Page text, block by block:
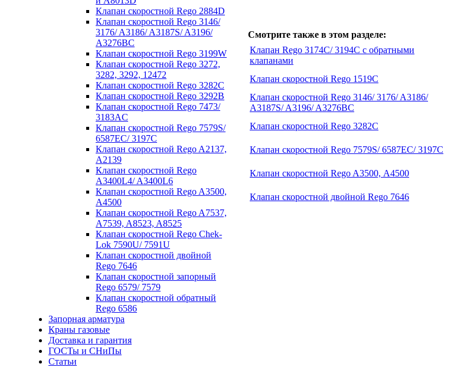
Клапан скоростной Rego 2884D
Клапан скоростной Rego 3146/
3176/ A3186/ A3187S/ A3196/
A3276BC
Клапан скоростной Rego 3199W
Клапан скоростной Rego 3272,
3282, 3292, 12472
Клапан скоростной Rego 3282C
Клапан скоростной Rego 3292B
Клапан скоростной Rego 7473/
3183AC
Клапан скоростной Rego 7579S/
6587EC/ 3197C
Клапан скоростной Rego A2137,
A2139
Клапан скоростной Rego
A3400L4/ A3400L6
Клапан скоростной Rego A3500,
А4500
Клапан скоростной Rego A7537,
A7539, A8523, A8525
Клапан скоростной Rego Chek-
Lok 7590U/ 7591U
Клапан скоростной двойной
Rego 7646
Клапан скоростной запорный
Rego 6579/ 7579
Клапан скоростной обратный
Rego 6586
Запорная арматура
Краны газовые
Доставка и гарантия
ГОСТы и СНиПы
Статьи
Смотрите также в этом разделе:
Клапан Rego 3174С/ 3194С с обратными
клапанами
Клапан скоростной Rego 1519C
Клапан скоростной Rego 3146/ 3176/ A3186/
A3187S/ A3196/ A3276BC
Клапан скоростной Rego 3282C
Клапан скоростной Rego 7579S/ 6587EC/ 3197C
Клапан скоростной Rego A3500, А4500
Клапан скоростной двойной Rego 7646